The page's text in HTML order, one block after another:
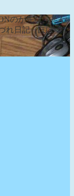
のが先な、そん
れ日記（ぽぽづ